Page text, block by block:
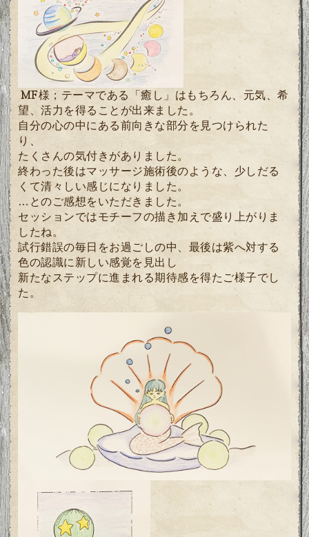
MF様；テーマである「癒し」はもちろん、元気、希
望、活力を得ることが出来ました。
自分の心の中にある前向きな部分を見つけられた
り、
たくさんの気付きがありました。
終わった後はマッサージ施術後のような、少しだる
くて清々しい感じになりました。
…とのご感想をいただきました。
セッションではモチーフの描き加えで盛り上がりま
したね。
試行錯誤の毎日をお過ごしの中、最後は紫へ対する
色の認識に新しい感覚を見出し
新たなステップに進まれる期待感を得たご様子でし
た。